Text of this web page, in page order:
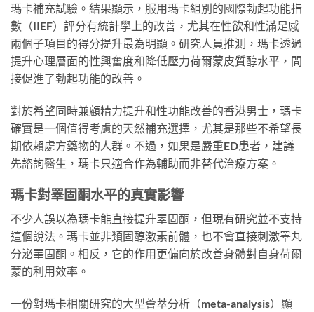
瑪卡補充試驗。結果顯示，服用瑪卡組別的國際勃起功能指
數（IIEF）評分有統計學上的改善，尤其在性欲和性滿足感
兩個子項目的得分提升最為明顯。研究人員推測，瑪卡透過
提升心理層面的性興奮度和降低壓力荷爾蒙皮質醇水平，間
接促進了勃起功能的改善。
對於希望同時兼顧精力提升和性功能改善的香港男士，瑪卡
確實是一個值得考慮的天然補充選擇，尤其是那些不希望長
期依賴處方藥物的人群。不過，如果是嚴重ED患者，建議
先諮詢醫生，瑪卡只適合作為輔助而非替代治療方案。
瑪卡對睪固酮水平的真實影響
不少人誤以為瑪卡能直接提升睪固酮，但現有研究並不支持
這個說法。瑪卡並非類固醇激素前體，也不會直接刺激睪丸
分泌睪固酮。相反，它的作用更偏向於改善身體對自身荷爾
蒙的利用效率。
一份對瑪卡相關研究的大型薈萃分析（meta-analysis）顯